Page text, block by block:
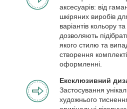
аксесуарів: від
шкіряних виробів
варіантів кольору
дозволяють
якого стилю та
створення
оформленні.
Ексклюзивний
Застосування
художнього